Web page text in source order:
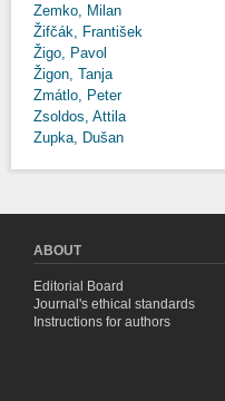
Zemko, Milan
Žifčák, František
Žigo, Pavol
Žigon, Tanja
Zmátlo, Peter
Zsoldos, Attila
Zupka, Dušan
ABOUT
Editorial Board
Journal's ethical standards
Instructions for authors